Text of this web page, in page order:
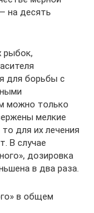
на десять
рыбок,
для борьбы с
можно только
мелкие
для их лечения
В случае
дозировка
в два раза.
в общем